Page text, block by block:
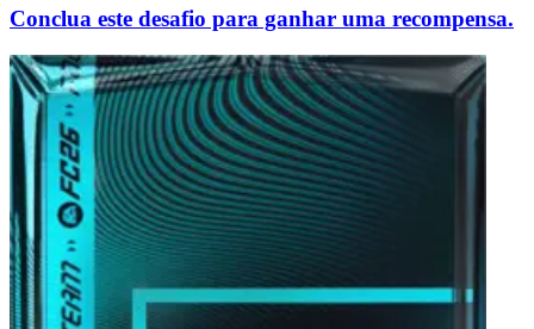
Conclua este desafio para ganhar uma recompensa.